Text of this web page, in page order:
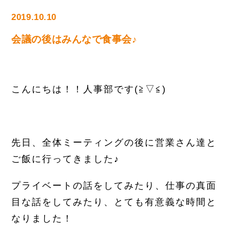
2019.10.10
会議の後はみんなで食事会♪
こんにちは！！人事部です(≧▽≦)
先日、全体ミーティングの後に営業さん達と
ご飯に行ってきました♪
プライベートの話をしてみたり、仕事の真面
目な話をしてみたり、とても有意義な時間と
なりました！